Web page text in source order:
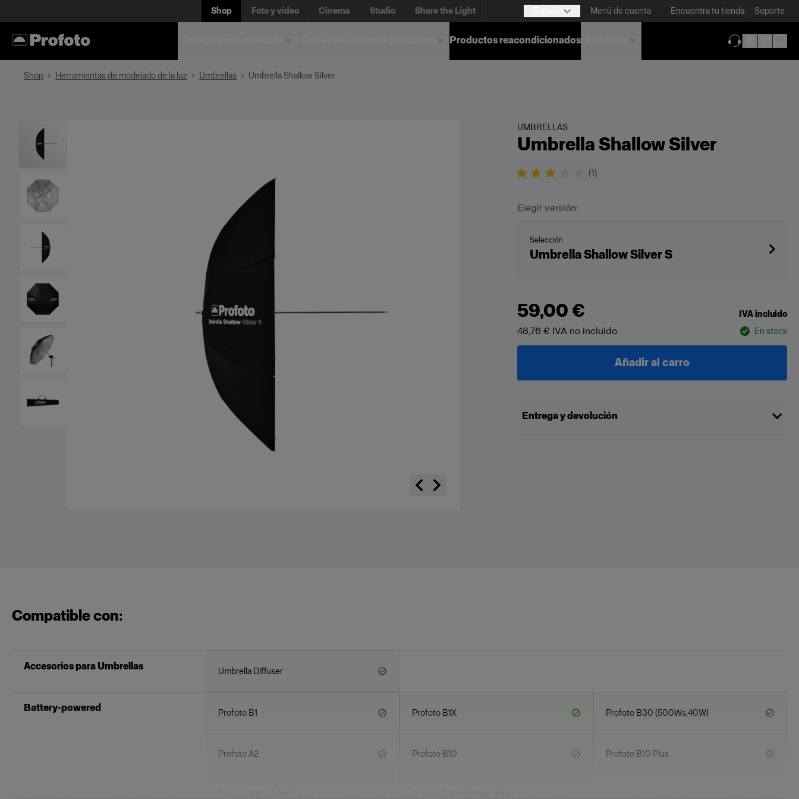
Shop Foto y vídeo Cinema Studio Share the Light Menú de cuenta Encuentra tu tienda Soporte
Productos reacondicionados
Shop Herramientas de modelado de la luz Umbrellas Umbrella Shallow Silver
UMBRELLAS
Umbrella Shallow Silver
(1)
Elegir versión:
Selección
Umbrella Shallow Silver S
59,00 € IVA incluido
48,76 € IVA no incluido En stock
Añadir al carro
Entrega y devolución
Compatible con:
Accesorios para Umbrellas Umbrella Diffuser
Battery-powered Profoto B1 Profoto B1X Profoto B30 (500Ws,40W)
Profoto A2 Profoto B10 Profoto B10 Plus